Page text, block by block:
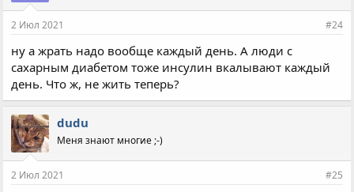
2 Июл 2021 #24
ну а жрать надо вообще каждый день. А люди с
сахарным диабетом тоже инсулин вкалывают каждый
день. Что ж, не жить теперь?
dudu
Меня знают многие ;-)
2 Июл 2021 #25